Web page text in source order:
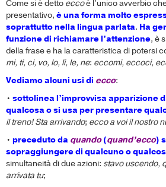
Come si è detto eccoè l’unico avverbio
presentativo, è una forma molto
soprattutto nella lingua parlata. Ha
funzione di richiamare l’attenzione, è
della frase e ha la caratteristica di potersi
mi, ti, ci, vo, lo, li, le, ne: eccomi, eccoci,
Vediamo alcuni usi di ecco:
• sottolinea l’improvvisa apparizione
qualcosa o si usa per presentare
il treno! Sta arrivando; ecco a voi il nostro
• preceduto da quando(quand’ecco)
sopraggiungere di qualcuno o
simultaneità di due azioni: stavo uscendo,
arrivata tu;